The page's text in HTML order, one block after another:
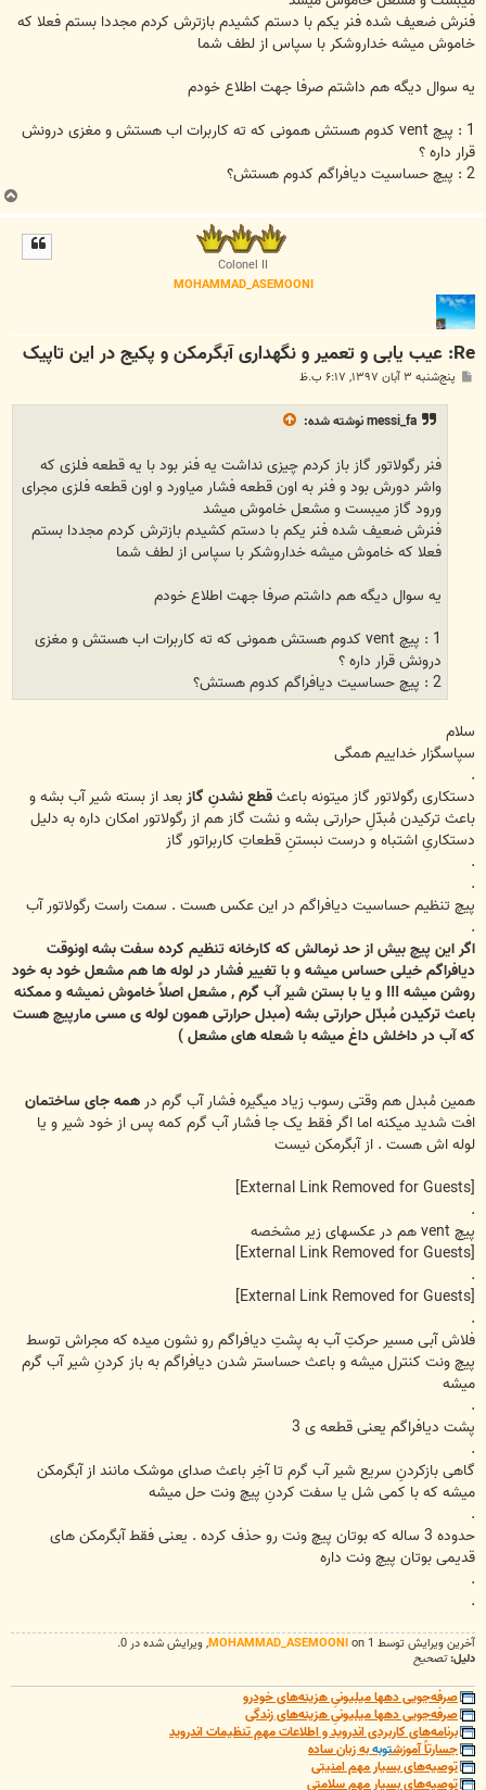
فنرش ضعیف شده فنر یکم با دستم کشیدم بازترش کردم مجددا بستم فعلا که
خاموش میشه خداروشکر با سپاس از لطف شما
یه سوال دیگه هم داشتم صرفا جهت اطلاع خودم
1 : پیچ vent کدوم هستش همونی که ته کاربرات اب هستش و مغزی درونش
قرار داره ؟
2 : پیچ حساسیت دیافراگم کدوم هستش؟
ب
ا
Colonel II
MOHAMMAD_ASEMOONI
Re: عیب یابی و تعمیر و نگهداری آبگرمکن و پکیج در این تاپیک
پ پنج‌شنبه ۳ آبان ۱۳۹۷, ۶:۱۷ ب.ظ
messi_faنوشته شده:
فنر رگولاتور گاز باز کردم چیزی نداشت یه فنر بود با یه قطعه فلزی که
واشر دورش بود و فنر به اون قطعه فشار میاورد و اون قطعه فلزی مجرای
ورود گاز میبست و مشعل خاموش میشد
فنرش ضعیف شده فنر یکم با دستم کشیدم بازترش کردم مجددا بستم
فعلا که خاموش میشه خداروشکر با سپاس از لطف شما
یه سوال دیگه هم داشتم صرفا جهت اطلاع خودم
1 : پیچ vent کدوم هستش همونی که ته کاربرات اب هستش و مغزی
درونش قرار داره ؟
2 : پیچ حساسیت دیافراگم کدوم هستش؟
سلام
سپاسگزار خداییم همگی
دستکاری رگولاتور گاز میتونه باعثقطع نشدنِ گازبعد از بسته شیر آب بشه و
باعث ترکیدن مُبدّلِ حرارتی بشه و نشت گاز هم از رگولاتور امکان داره به دلیل
دستکاریِ اشتباه و درست نبستنِ قطعاتِ کاربراتور گاز
پیچ تنظیم حساسیت دیافراگم در این عکس هست . سمت راست رگولاتور آب
اگر این پیچ بیش از حد نرمالش که کارخانه تنظیم کرده سفت بشه اونوقت
دیافراگم خیلی حساس میشه و با تغییر فشار در لوله ها هم مشعل خود به خود
روشن میشه !!! و یا با بستن شیر آب گرم , مشعل اصلاً خاموش نمیشه و ممکنه
باعث ترکیدن مُبدّل حرارتی بشه (مبدل حرارتی همون لوله ی مسی مارپیچ هست
که آب در داخلش داغ میشه با شعله های مشعل )
همین مُبدل هم وقتی رسوب زیاد میگیره فشار آب گرم درهمه جای ساختمان
افت شدید میکنه اما اگر فقط یک جا فشار آب گرم کمه پس از خود شیر و یا
لوله اش هست . از آبگرمکن نیست
پیچ vent هم در عکسهای زیر مشخصه
فلاش آبی مسیر حرکتِ آب به پشتِ دیافراگم رو نشون میده که مجراش توسط
پیچ ونت کنترل میشه و باعث حساستر شدن دیافراگم به باز کردنِ شیر آب گرم
میشه
پشت دیافراگم یعنی قطعه ی 3
گاهی بازکردنِ سریع شیر آب گرم تا آخِر باعث صدای موشک مانند از آبگرمکن
میشه که با کمی شل یا سفت کردنِ پیچ ونت حل میشه
حدوده 3 ساله که بوتان پیچ ونت رو حذف کرده . یعنی فقط آبگرمکن های
قدیمی بوتان پیچ ونت داره
آخرین ويرايش توسط 1 on MOHAMMAD_ASEMOONI, ويرايش شده در 0.
دلیل: تصحیح
صرفه‌جویی دهها میلیونیِ هزینه‌های خودرو
صرفه‌جویی دهها میلیونیِ هزینه‌های زندگی
برنامه‌های کاربردی اندروید و اطلاعات مهمِ تنظیمات اندروید
جسارتاً آموزشتوبهبه زبان ساده
توصیه‌های بسیار مهم امنیتی
توصیه‌های بسیار مهم سلامتی